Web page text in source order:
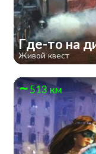
Где-то на
Живой квест
513 км